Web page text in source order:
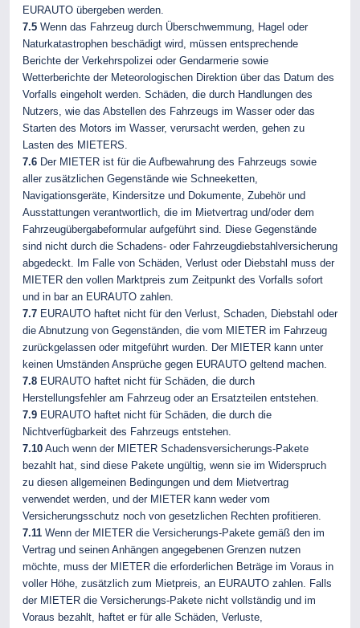
EURAUTO übergeben werden.
7.5 Wenn das Fahrzeug durch Überschwemmung, Hagel oder
Naturkatastrophen beschädigt wird, müssen entsprechende
Berichte der Verkehrspolizei oder Gendarmerie sowie
Wetterberichte der Meteorologischen Direktion über das Datum des
Vorfalls eingeholt werden. Schäden, die durch Handlungen des
Nutzers, wie das Abstellen des Fahrzeugs im Wasser oder das
Starten des Motors im Wasser, verursacht werden, gehen zu
Lasten des MIETERS.
7.6 Der MIETER ist für die Aufbewahrung des Fahrzeugs sowie
aller zusätzlichen Gegenstände wie Schneeketten,
Navigationsgeräte, Kindersitze und Dokumente, Zubehör und
Ausstattungen verantwortlich, die im Mietvertrag und/oder dem
Fahrzeugübergabeformular aufgeführt sind. Diese Gegenstände
sind nicht durch die Schadens- oder Fahrzeugdiebstahlversicherung
abgedeckt. Im Falle von Schäden, Verlust oder Diebstahl muss der
MIETER den vollen Marktpreis zum Zeitpunkt des Vorfalls sofort
und in bar an EURAUTO zahlen.
7.7 EURAUTO haftet nicht für den Verlust, Schaden, Diebstahl oder
die Abnutzung von Gegenständen, die vom MIETER im Fahrzeug
zurückgelassen oder mitgeführt wurden. Der MIETER kann unter
keinen Umständen Ansprüche gegen EURAUTO geltend machen.
7.8 EURAUTO haftet nicht für Schäden, die durch
Herstellungsfehler am Fahrzeug oder an Ersatzteilen entstehen.
7.9 EURAUTO haftet nicht für Schäden, die durch die
Nichtverfügbarkeit des Fahrzeugs entstehen.
7.10 Auch wenn der MIETER Schadensversicherungs-Pakete
bezahlt hat, sind diese Pakete ungültig, wenn sie im Widerspruch
zu diesen allgemeinen Bedingungen und dem Mietvertrag
verwendet werden, und der MIETER kann weder vom
Versicherungsschutz noch von gesetzlichen Rechten profitieren.
7.11 Wenn der MIETER die Versicherungs-Pakete gemäß den im
Vertrag und seinen Anhängen angegebenen Grenzen nutzen
möchte, muss der MIETER die erforderlichen Beträge im Voraus in
voller Höhe, zusätzlich zum Mietpreis, an EURAUTO zahlen. Falls
der MIETER die Versicherungs-Pakete nicht vollständig und im
Voraus bezahlt, haftet er für alle Schäden, Verluste,